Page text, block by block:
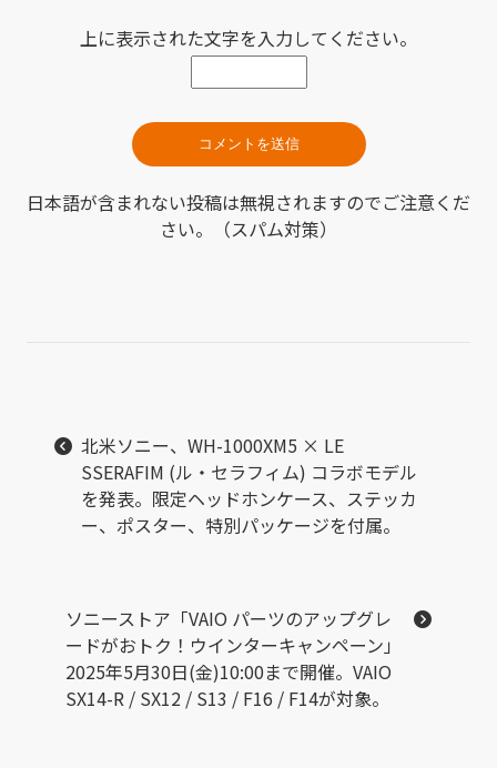
上に表示された文字を入力してください。
日本語が含まれない投稿は無視されますのでご注意くだ
さい。（スパム対策）
北米ソニー、WH-1000XM5 × LE
SSERAFIM (ル・セラフィム) コラボモデル
を発表。限定ヘッドホンケース、ステッカ
ー、ポスター、特別パッケージを付属。
ソニーストア「VAIO パーツのアップグレ
ードがおトク！ウインターキャンペーン」
2025年5月30日(金)10:00まで開催。VAIO
SX14-R / SX12 / S13 / F16 / F14が対象。